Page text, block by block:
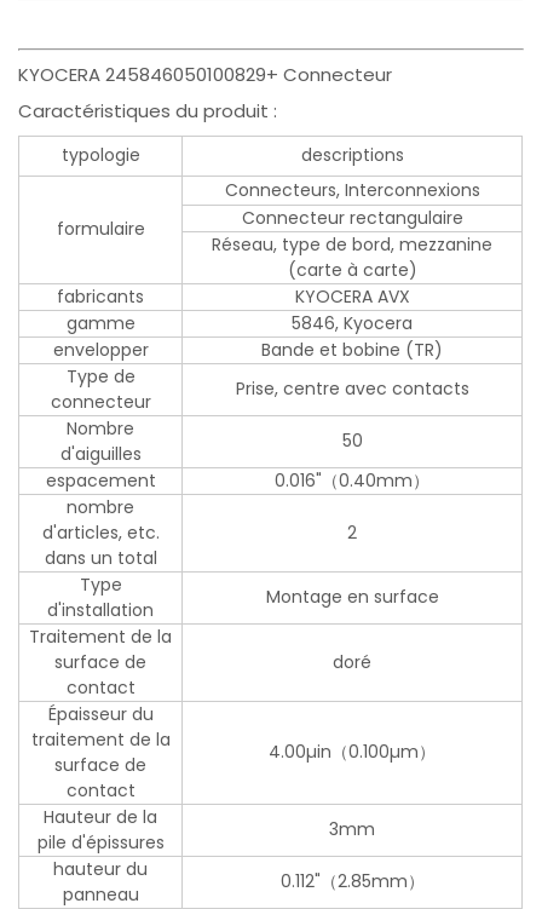
KYOCERA 245846050100829+ Connecteur
Caractéristiques du produit :
typologie descriptions
formulaire
Connecteurs, Interconnexions
Connecteur rectangulaire
Réseau, type de bord, mezzanine
(carte à carte)
fabricants
KYOCERA AVX
gamme
5846, Kyocera
envelopper
Bande et bobine (TR)
Type de
connecteur
Prise, centre avec contacts
Nombre
d'aiguilles
50
espacement
0.016"（0.40mm）
nombre
d'articles, etc.
dans un total
2
Type
d'installation
Montage en surface
Traitement de la
surface de
contact
doré
Épaisseur du
traitement de la
surface de
contact
4.00µin（0.100µm）
Hauteur de la
pile d'épissures
3mm
hauteur du
panneau
0.112"（2.85mm）